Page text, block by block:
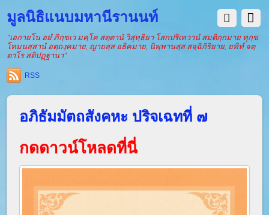
มูลนิธิแนบมหานีรานนท์
"เอกายโน อยํ ภิกฺขเว มคฺโค สตฺตานํ วิสุทฺธิยา โสกปริเทวานํ สมติกฺกมาย ทุกฺข
โทมนสฺสานํ อตฺถงฺคมาย, ญายสฺส อธิคมาย, นิพฺพานสฺส สจฺฉิกิริยาย, ยทิทํ จตฺ
ตาโร สติปฏฺฐานา"
RSS
อภิธัมมัตถสังคหะ ปริจเฉทที่ ๗
กดดาวน์โหลดที่นี่